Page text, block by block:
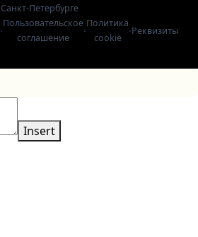
Санкт-Петербурге
·
Пользовательское
соглашение
·
Политика
cookie
·Реквизиты
Insert